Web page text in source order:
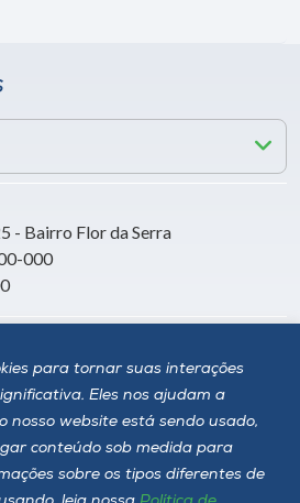
para tornar suas interações
Eles nos ajudam a
nosso website está sendo usado,
conteúdo sob medida para
sobre os tipos diferentes de
- Bairro Flor da Serra
000